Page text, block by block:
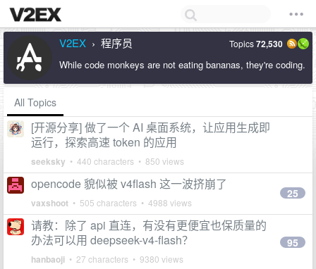
V2EX › 程序员 Topics72,530
While code monkeys are not eating bananas, they're coding.
All Topics
[开源分享] 做了一个 AI 桌面系统，让应用生成即
运行，探索高速 token 的应用
seeksky • 440 characters • 850 views
opencode 貌似被 v4flash 这一波挤崩了
vaxshoot • 505 characters • 4988 views
25
请教：除了 api 直连，有没有更便宜也保质量的
办法可以用 deepseek-v4-flash？
hanbaoji • 27 characters • 9380 views
95